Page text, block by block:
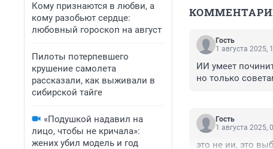
Кому признаются в любви, а
кому разобьют сердце:
любовный гороскоп на август
Пилоты потерпевшего
крушение самолета
рассказали, как выживали в
сибирской тайге
«Подушкой надавил на
лицо, чтобы не кричала»:
жених убил модель и год
Гость
1 августа 2025,
ИИ умеет
но только
Гость
1 августа 2025,
это не ии, это